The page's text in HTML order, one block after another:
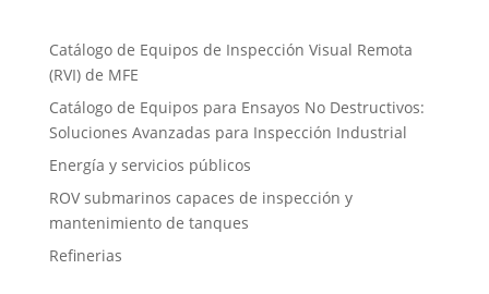
Catálogo de Equipos de Inspección Visual Remota
(RVI) de MFE
Catálogo de Equipos para Ensayos No Destructivos:
Soluciones Avanzadas para Inspección Industrial
Energía y servicios públicos
ROV submarinos capaces de inspección y
mantenimiento de tanques
Refinerias